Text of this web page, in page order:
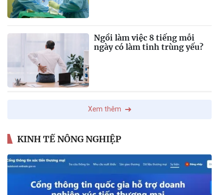
Ngồi làm việc 8 tiếng mỗi
ngày có làm tinh trùng yếu?
Xem thêm
KINH TẾ NÔNG NGHIỆP